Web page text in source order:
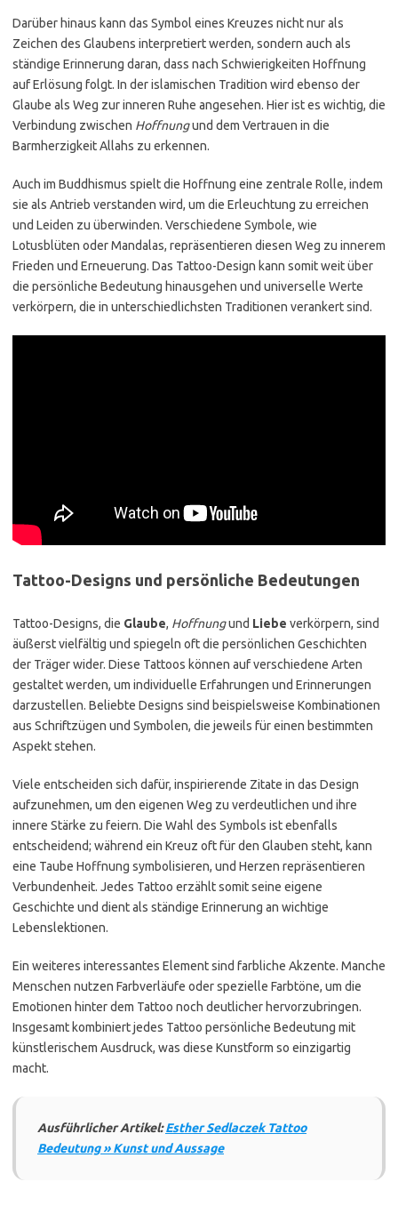
Darüber hinaus kann das Symbol eines Kreuzes nicht nur als
Zeichen des Glaubens interpretiert werden, sondern auch als
ständige Erinnerung daran, dass nach Schwierigkeiten Hoffnung
auf Erlösung folgt. In der islamischen Tradition wird ebenso der
Glaube als Weg zur inneren Ruhe angesehen. Hier ist es wichtig, die
Verbindung zwischen Hoffnungund dem Vertrauen in die
Barmherzigkeit Allahs zu erkennen.
Auch im Buddhismus spielt die Hoffnung eine zentrale Rolle, indem
sie als Antrieb verstanden wird, um die Erleuchtung zu erreichen
und Leiden zu überwinden. Verschiedene Symbole, wie
Lotusblüten oder Mandalas, repräsentieren diesen Weg zu innerem
Frieden und Erneuerung. Das Tattoo-Design kann somit weit über
die persönliche Bedeutung hinausgehen und universelle Werte
verkörpern, die in unterschiedlichsten Traditionen verankert sind.
Tattoo-Designs und persönliche Bedeutungen
Tattoo-Designs, die Glaube, Hoffnungund Liebe verkörpern, sind
äußerst vielfältig und spiegeln oft die persönlichen Geschichten
der Träger wider. Diese Tattoos können auf verschiedene Arten
gestaltet werden, um individuelle Erfahrungen und Erinnerungen
darzustellen. Beliebte Designs sind beispielsweise Kombinationen
aus Schriftzügen und Symbolen, die jeweils für einen bestimmten
Aspekt stehen.
Viele entscheiden sich dafür, inspirierende Zitate in das Design
aufzunehmen, um den eigenen Weg zu verdeutlichen und ihre
innere Stärke zu feiern. Die Wahl des Symbols ist ebenfalls
entscheidend; während ein Kreuz oft für den Glauben steht, kann
eine Taube Hoffnung symbolisieren, und Herzen repräsentieren
Verbundenheit. Jedes Tattoo erzählt somit seine eigene
Geschichte und dient als ständige Erinnerung an wichtige
Lebenslektionen.
Ein weiteres interessantes Element sind farbliche Akzente. Manche
Menschen nutzen Farbverläufe oder spezielle Farbtöne, um die
Emotionen hinter dem Tattoo noch deutlicher hervorzubringen.
Insgesamt kombiniert jedes Tattoo persönliche Bedeutung mit
künstlerischem Ausdruck, was diese Kunstform so einzigartig
macht.
Ausführlicher Artikel:Esther Sedlaczek Tattoo
Bedeutung » Kunst und Aussage